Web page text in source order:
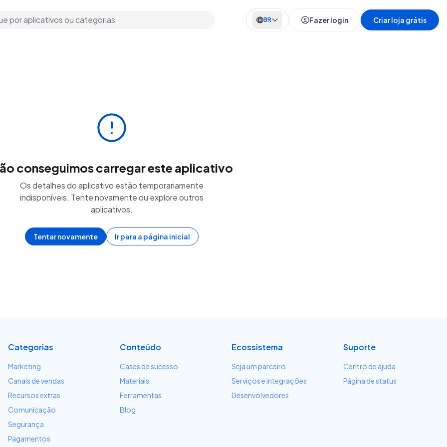
BR Fazer login Criar loja grátis
conseguimos carregar este aplicativo
Os detalhes do aplicativo estão temporariamente
indisponíveis. Tente novamente ou explore outros
aplicativos.
Tentar novamente Ir para a página inicial
Categorias
Marketing
Canais de vendas
Recursos extras
Comunicação
Segurança
Pagamentos
Conteúdo
Cases de sucesso
Materiais
Ferramentas
Blog
Ecossistema
Seja um parceiro
Serviços e integrações
Desenvolvedores
Suporte
Centro de ajuda
Página de status